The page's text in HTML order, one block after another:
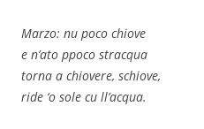
Marzo: nu poco chiove
e n’ato ppoco stracqua
torna a chiovere, schiove,
ride ‘o sole cu ll’acqua.